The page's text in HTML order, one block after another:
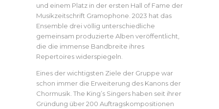
und einem Platz in der ersten Hall of Fame der
Musikzeitschrift Gramophone. 2023 hat das
Ensemble drei völlig unterschiedliche
gemeinsam produzierte Alben veröffentlicht,
die die immense Bandbreite ihres
Repertoires widerspiegeln.
Eines der wichtigsten Ziele der Gruppe war
schon immer die Erweiterung des Kanons der
Chormusik. The King’s Singers haben seit ihrer
Gründung über 200 Auftragskompositionen